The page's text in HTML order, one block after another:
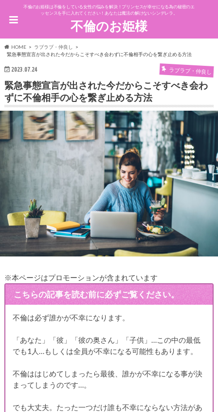
不倫のお姫様は不倫をしている女性の悩みを解決！プリンセスが幸せになる為の秘密のエ
ッセンスを手に入れてください！あなたは魔法の解けないシンデレラ。
不倫のお姫様
HOME
ラブラブ・仲良し
緊急事態宣言が出された今だからこそすべき会わずに不倫相手の心を繋ぎ止める方法
2023.07.24 ラブラブ・仲良し
緊急事態宣言が出された今だからこそすべき会わ
ずに不倫相手の心を繋ぎ止める方法
※本ページはプロモーションが含まれています
こちらの記事を読む前に必ずご覧ください。
不倫は必ず誰かが不幸になります。
「あなた」「彼」「彼の奥さん」「子供」…この中の最低
でも1人…もしくは全員が不幸になる可能性もあります。
不倫ははじめてしまったら最後、誰かが不幸になる事が決
まってしまうのです…。
でも大丈夫。たった一つだけ誰も不幸にならない方法があ